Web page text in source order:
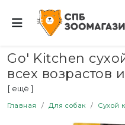
Go' Kitchen
всех возрастов
курицей - 1,59 кг
[ ещё ]
Главная Для собак Сухой